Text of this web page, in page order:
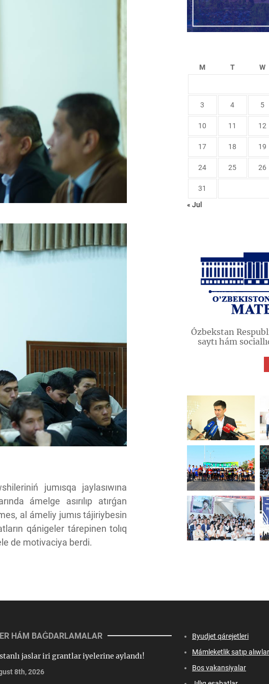
jumısqa jaylasıwına
ámelge asırılıp atırǵan
al ámeliy jumıs tájiriybesin
qánigeler tárepinen tolıq
de motivaciya berdi.
M T W
3 4 5
10 11 12
17 18 19
24 25 26
31
« Jul
Ózbekstan
saytı hám
HÁM BAǴDARLAMALAR
jaslar iri grantlar iyelerine aylandı!
8th, 2026
Byudjet qárejetleri
Mámleketlik satıp alıwlar
Bos vakansiyalar